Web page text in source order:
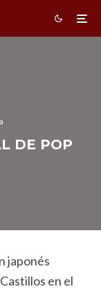
DE POP
japonés
en el